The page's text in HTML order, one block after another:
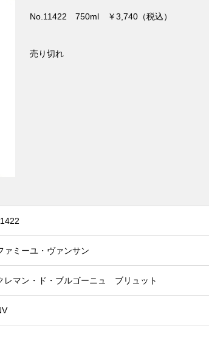
No.11422 750ml ￥3,740（税込）
売り切れ
ァミーユ・ヴァンサン
レマン・ド・ブルゴーニュ ブリュット